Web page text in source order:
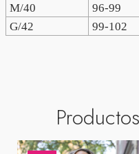
M/40
96-99
G/42
99-102